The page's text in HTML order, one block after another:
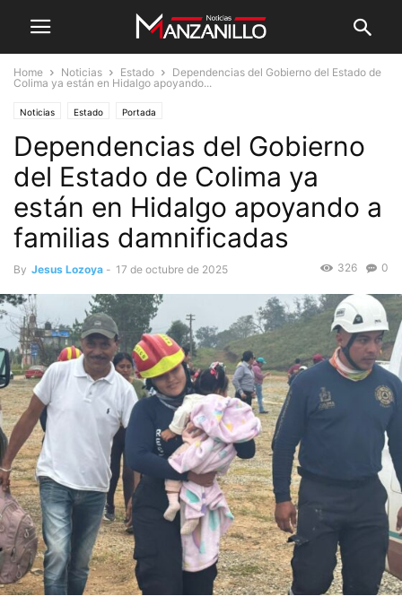
Home Noticias Estado
Dependencias del Gobierno del Estado de
Colima ya están en Hidalgo apoyando...
Noticias Estado Portada
Dependencias del Gobierno
del Estado de Colima ya
están en Hidalgo apoyando a
familias damnificadas
By Jesus Lozoya - 17 de octubre de 2025 0
326